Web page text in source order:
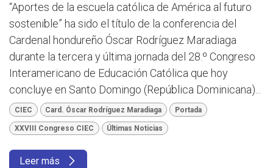
“Aportes de la escuela católica de América al futuro
sostenible” ha sido el título de la conferencia del
Cardenal hondureño Óscar Rodríguez Maradiaga
durante la tercera y última jornada del 28.º Congreso
Interamericano de Educación Católica que hoy
concluye en Santo Domingo (República Dominicana)...
CIEC Card. Óscar Rodríguez Maradiaga Portada
XXVIII Congreso CIEC Últimas Noticias
Leer más